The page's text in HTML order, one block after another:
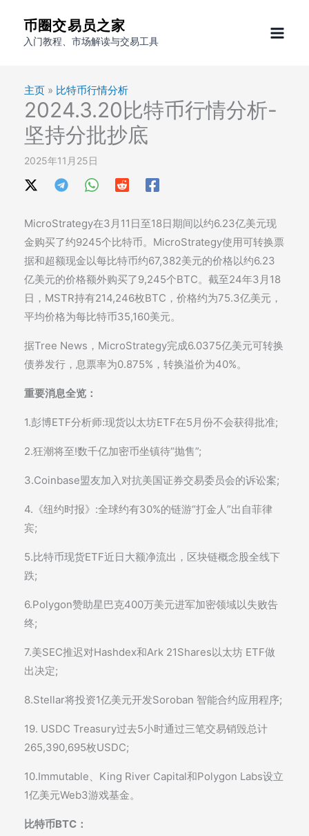
币圈交易员之家
入门教程、市场解读与交易工具
主页 » 比特币行情分析
2024.3.20比特币行情分析-
坚持分批抄底
2025年11月25日
MicroStrategy在3月11日至18日期间以约6.23亿美元现
金购买了约9245个比特币。MicroStrategy使用可转换票
据和超额现金以每比特币约67,382美元的价格以约6.23
亿美元的价格额外购买了9,245个BTC。截至24年3月18
日，MSTR持有214,246枚BTC，价格约为75.3亿美元，
平均价格为每比特币35,160美元。
据Tree News，MicroStrategy完成6.0375亿美元可转换
债券发行，息票率为0.875%，转换溢价为40%。
重要消息全览：
1.彭博ETF分析师:现货以太坊ETF在5月份不会获得批准;
2.狂潮将至!数千亿加密币坐镇待“抛售”;
3.Coinbase盟友加入对抗美国证券交易委员会的诉讼案;
4.《纽约时报》:全球约有30%的链游“打金人”出自菲律
宾;
5.比特币现货ETF近日大额净流出，区块链概念股全线下
跌;
6.Polygon赞助星巴克400万美元进军加密领域以失败告
终;
7.美SEC推迟对Hashdex和Ark 21Shares以太坊 ETF做
出决定;
8.Stellar将投资1亿美元开发Soroban 智能合约应用程序;
19. USDC Treasury过去5小时通过三笔交易销毁总计
265,390,695枚USDC;
10.Immutable、King River Capital和Polygon Labs设立
1亿美元Web3游戏基金。
比特币BTC：